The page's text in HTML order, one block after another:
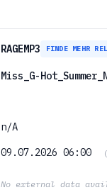
RAGEMP3 FINDE MEHR
Miss_G-
n/A
09.07.2026 06:00
No external data